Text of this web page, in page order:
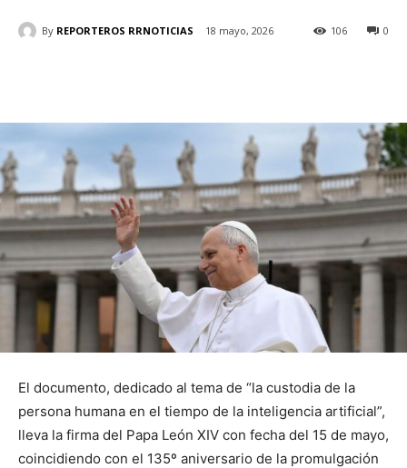
By REPORTEROS RRNOTICIAS 18 mayo, 2026 0
106
El documento, dedicado al tema de “la custodia de la
persona humana en el tiempo de la inteligencia artificial”,
lleva la firma del Papa León XIV con fecha del 15 de mayo,
coincidiendo con el 135º aniversario de la promulgación